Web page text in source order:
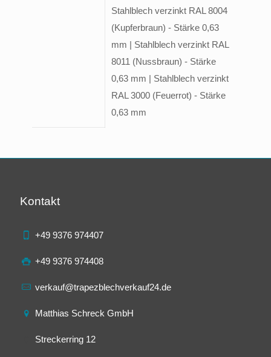
Stahlblech verzinkt RAL 8004
(Kupferbraun) - Stärke 0,63
mm | Stahlblech verzinkt RAL
8011 (Nussbraun) - Stärke
0,63 mm | Stahlblech verzinkt
RAL 3000 (Feuerrot) - Stärke
0,63 mm
Kontakt
+49 9376 974407
+49 9376 974408
verkauf@trapezblechverkauf24.de
Matthias Schreck GmbH
Streckerring 12